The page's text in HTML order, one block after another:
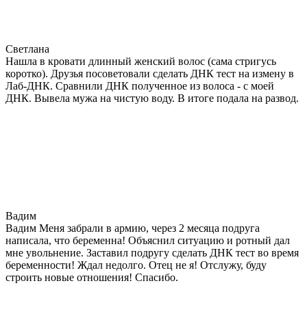
Светлана
Нашла в кровати длинный женский волос (сама стригусь
коротко). Друзья посоветовали сделать ДНК тест на измену в
Лаб-ДНК. Сравнили ДНК полученное из волоса - с моей
ДНК. Вывела мужа на чистую воду. В итоге подала на развод.
Вадим
Вадим Меня забрали в армию, через 2 месяца подруга
написала, что беременна! Объяснил ситуацию и ротный дал
мне увольнение. Заставил подругу сделать ДНК тест во время
беременности! Ждал недолго. Отец не я! Отслужу, буду
строить новые отношения! Спасибо.